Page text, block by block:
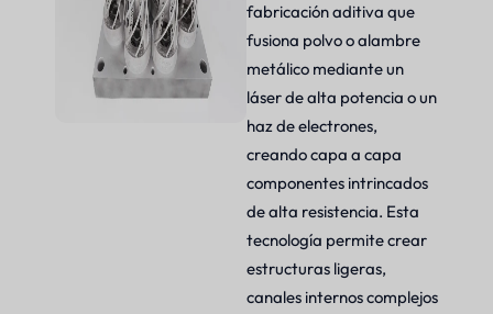
fabricación aditiva que
fusiona polvo o alambre
metálico mediante un
láser de alta potencia o un
haz de electrones,
creando capa a capa
componentes intrincados
de alta resistencia. Esta
tecnología permite crear
estructuras ligeras,
canales internos complejos